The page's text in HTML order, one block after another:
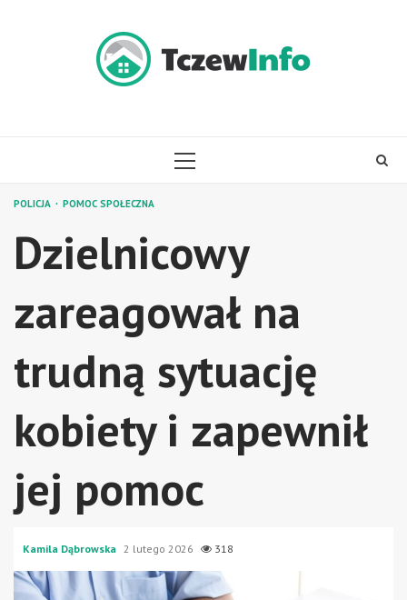
PRIMARY
POLICJA POMOC SPOŁECZNA
Dzielnicowy
zareagował na
trudną sytuację
kobiety i zapewnił
jej pomoc
Kamila Dąbrowska 2 lutego 2026 318